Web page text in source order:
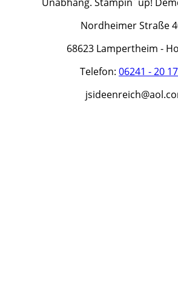
Nordheimer Straße
68623 Lampertheim -
Telefon: 06241 - 20